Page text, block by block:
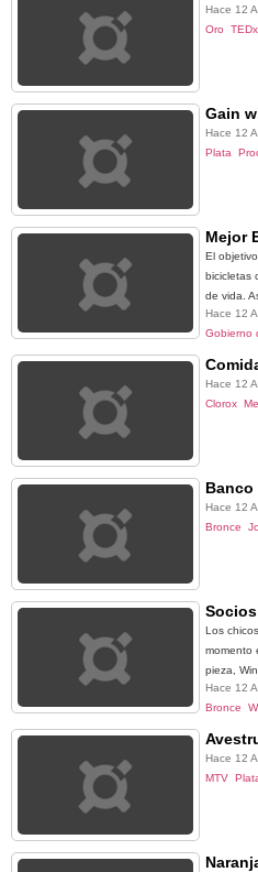
Hace 12
Oro
Gain
Hace 12
Plata
Mejor
El
bicicletas
de vida.
Hace 12
Gobierno
Hace 12
Clorox
Banco
Hace 12
Bronce
Socios
Los
momento
pieza,
Hace 12
Bronce
Hace 12
MTV